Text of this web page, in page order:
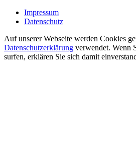
Impressum
Datenschutz
Auf unserer Webseite werden Cookies
Datenschutzerklärung verwendet. Wenn
surfen, erklären Sie sich damit